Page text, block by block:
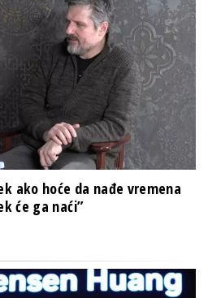
ako hoće da nađe vremena
će ga naći”